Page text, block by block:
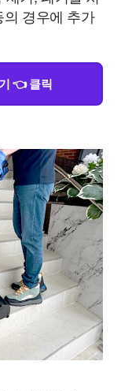
경우에 추가
👈 클릭